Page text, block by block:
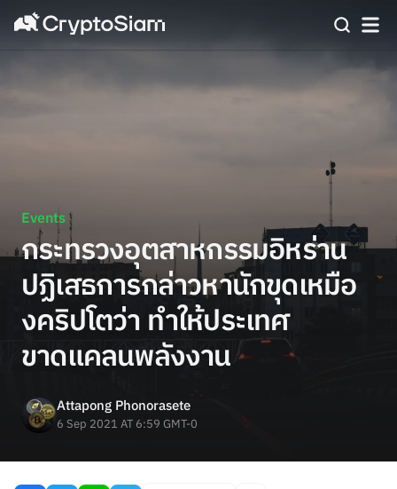
Events
กระทรวงอุตสาหกรรมอิหร่าน
ปฏิเสธการกล่าวหานักขุดเหมือ
งคริปโตว่า ทำให้ประเทศ
ขาดแคลนพลังงาน
Attapong Phonorasete
6 Sep 2021 AT 6:59 GMT-0